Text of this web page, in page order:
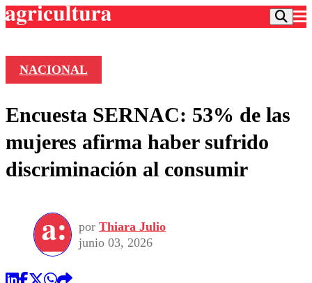
Frecuencias
Agricultura TV
Deportes
Colo Colo
Seleccion Chilena
Torneo Internacional
Entretención
Economía
Internacional
Publicaciones en medios
Opinión
NACIONAL
Encuesta SERNAC: 53% de las
mujeres afirma haber sufrido
discriminación al consumir
por Thiara Julio
junio 03, 2026